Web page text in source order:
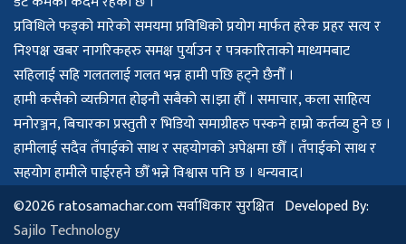
प्रविधिले फड्को मारेको समयमा प्रविधिको प्रयोग मार्फत हरेक प्रहर सत्य र
निश्पक्ष खबर नागरिकहरु समक्ष पुर्याउन र पत्रकारिताको माध्यमबाट
सहिलाई सहि गलतलाई गलत भन्न हामी पछि हट्ने छैनौँ ।
हामी कसैको व्यक्तीगत होइनौ सबैको स।झा हौँ । समाचार, कला साहित्य
मनोरञ्जन, बिचारका प्रस्तुती र भिडियो समाग्रीहरु पस्कने हाम्रो कर्तव्य हुने छ ।
हामीलाई सदैव तँपाईको साथ र सहयोगको अपेक्षमा छौँ । तँपाईको साथ र
सहयोग हामीले पाईरहने छौँ भन्ने विश्वास पनि छ । धन्यवाद।
©2026 ratosamachar.com सर्वाधिकार सुरक्षित Developed By:
Sajilo Technology